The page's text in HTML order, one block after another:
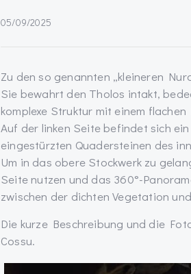
05/09/2025
Zu den so genannten „kleineren
Sie bewahrt den Tholos intakt,
komplexe Struktur mit einem
Auf der linken Seite befindet sich
eingestürzten Quadersteinen des
Um in das obere Stockwerk zu
Seite nutzen und das 360°-
zwischen der dichten Vegetation
Die kurze Beschreibung und die
Cossu.